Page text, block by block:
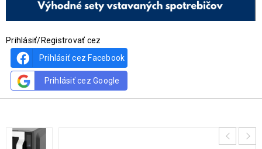
Prihlásiť/Registrovať cez
Prihlásiť cez Facebook
Prihlásiť cez Google